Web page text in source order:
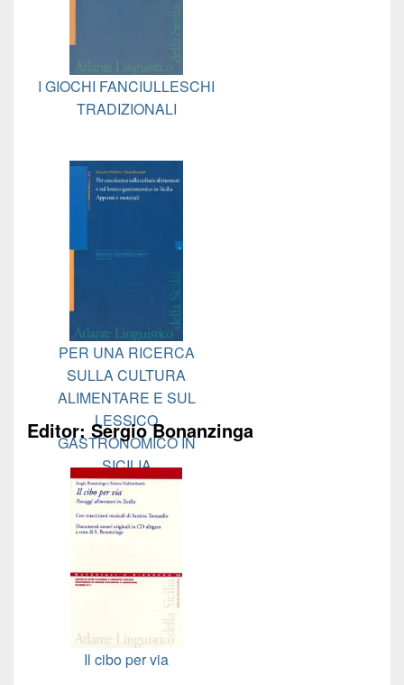
I GIOCHI FANCIULLESCHI
TRADIZIONALI
PER UNA RICERCA
SULLA CULTURA
ALIMENTARE E SUL
LESSICO
GASTRONOMICO IN
SICILIA
Editor: Sergio Bonanzinga
Il cibo per via